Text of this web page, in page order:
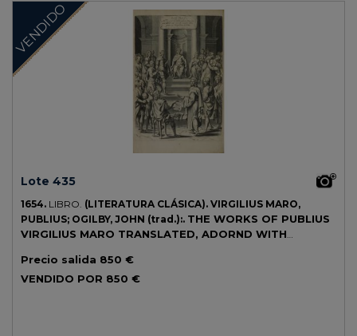
VENDIDO
Lote 435
1654. LIBRO. (LITERATURA CLÁSICA). VIRGILIUS MARO,
PUBLIUS; OGILBY, JOHN (trad.):. THE WORKS OF PUBLIUS
VIRGILIUS MARO TRANSLATED, ADORND WITH
BY...London: Printed by Thomas Warren, 1654. Gran folio. Retrato
grabado del traductor + Frontis grabado + portada a dos tintas + 4 h.
Precio salida 850 €
VENDIDO POR 850 €